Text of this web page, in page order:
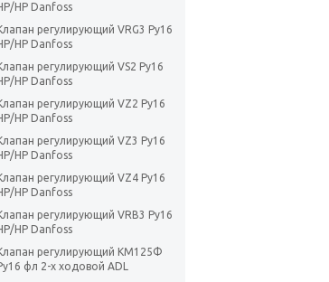
НР Danfoss
регулирующий VRG3 Ру16
НР Danfoss
регулирующий VS2 Ру16
НР Danfoss
регулирующий VZ2 Ру16
НР Danfoss
регулирующий VZ3 Ру16
НР Danfoss
регулирующий VZ4 Ру16
НР Danfoss
регулирующий VRB3 Ру16
НР Danfoss
регулирующий КМ125Ф
фл 2-х ходовой ADL